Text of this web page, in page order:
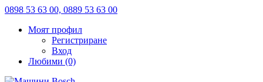
0898 53 63 00, 0889 53 63 00
Моят профил
Регистриране
Вход
Любими (0)